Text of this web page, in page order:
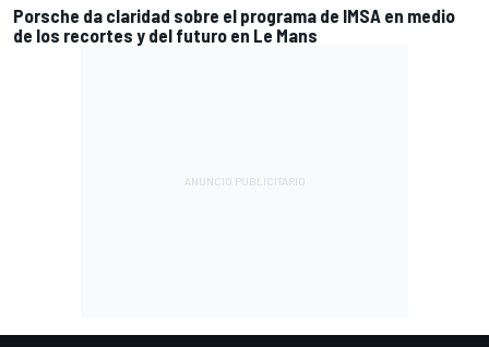
Porsche da claridad sobre el programa de IMSA en medio
de los recortes y del futuro en Le Mans